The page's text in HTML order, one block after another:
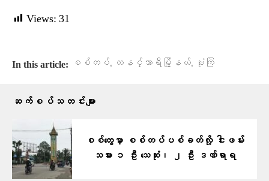
Views: 31
In this article: စစ်တပ်, တနင်္သာရီမြို့နယ်, ဗုံးကြဲ
ဆက်စပ်သတင်းများ
စစ်တွေမှာ စစ်တပ်ပစ်ခတ်လို့ ငါးဖမ်း
သမား ၁ ဦး သေဆုံး၊ ၂ ဦး ဒဏ်ရာရ